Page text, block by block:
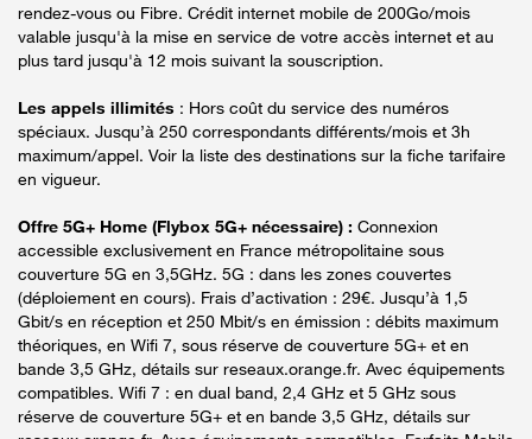
rendez-vous ou Fibre. Crédit internet mobile de 200Go/mois
valable jusqu'à la mise en service de votre accès internet et au
plus tard jusqu'à 12 mois suivant la souscription.
Les appels illimités : Hors coût du service des numéros
spéciaux. Jusqu’à 250 correspondants différents/mois et 3h
maximum/appel. Voir la liste des destinations sur la fiche tarifaire
en vigueur.
Offre 5G+ Home (Flybox 5G+ nécessaire) : Connexion
accessible exclusivement en France métropolitaine sous
couverture 5G en 3,5GHz. 5G : dans les zones couvertes
(déploiement en cours). Frais d’activation : 29€. Jusqu’à 1,5
Gbit/s en réception et 250 Mbit/s en émission : débits maximum
théoriques, en Wifi 7, sous réserve de couverture 5G+ et en
bande 3,5 GHz, détails sur reseaux.orange.fr. Avec équipements
compatibles. Wifi 7 : en dual band, 2,4 GHz et 5 GHz sous
réserve de couverture 5G+ et en bande 3,5 GHz, détails sur